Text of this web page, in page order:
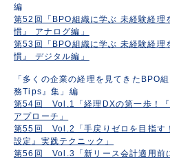
編
第52回「BPO組織に学ぶ 未経験経理
慣』 アナログ編」
第53回「BPO組織に学ぶ 未経験経理
慣』 デジタル編」
「多くの企業の経理を見てきたBPO
務Tips』集」編
第54回 Vol.1「経理DXの第一歩！『
アプローチ」
第55回 Vol.2「手戻りゼロを目指す
設定』実践テクニック」
第56回 Vol.3「新リース会計適用前